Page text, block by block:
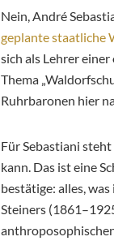
Nein, André
geplante staatliche
sich als Lehrer
Thema
Ruhrbaronen hier
Für Sebastiani
kann. Das ist eine
bestätige: alles,
Steiners